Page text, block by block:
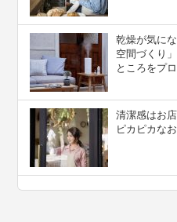
乾燥が気に
空間づくり
ところをプ
清潔感はお
ピカピカな